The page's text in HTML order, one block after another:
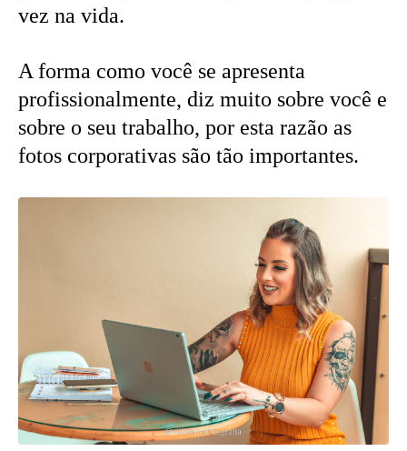
vez na vida.
A forma como você se apresenta
profissionalmente, diz muito sobre você e
sobre o seu trabalho, por esta razão as
fotos corporativas são tão importantes.